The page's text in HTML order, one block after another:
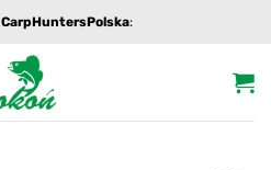
CarpHuntersPolska: